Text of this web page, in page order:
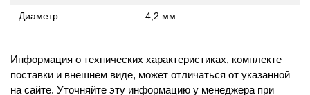
Диаметр: 4,2 мм
Информация о технических характеристиках, комплекте
поставки и внешнем виде, может отличаться от указанной
на сайте. Уточняйте эту информацию у менеджера при